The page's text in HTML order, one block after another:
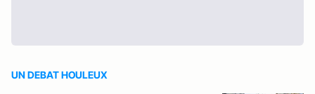
UN DEBAT HOULEUX